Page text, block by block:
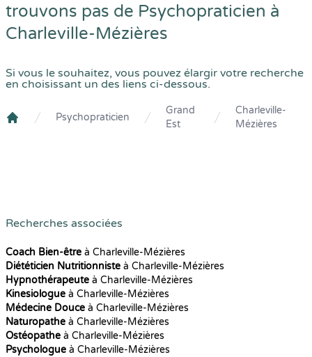
trouvons pas de Psychopraticien à
Charleville-Mézières
Si vous le souhaitez, vous pouvez élargir votre recherche
en choisissant un des liens ci-dessous.
Psychopraticien
Grand
Est
Charleville-
Mézières
Recherches associées
Coach Bien-être à Charleville-Mézières
Diététicien Nutritionniste à Charleville-Mézières
Hypnothérapeute à Charleville-Mézières
Kinesiologue à Charleville-Mézières
Médecine Douce à Charleville-Mézières
Naturopathe à Charleville-Mézières
Ostéopathe à Charleville-Mézières
Psychologue à Charleville-Mézières